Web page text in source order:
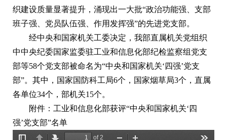
织建设质量显著提升，涌现出一大批“政治功能强、支部
班子强、党员队伍强、作用发挥强”的先进党支部。
经中央和国家机关工委决定，我部直属机关党组织
中中央纪委国家监委驻工业和信息化部纪检监察组党支
部等58个党支部被命名为“中央和国家机关‘四强’党支
部”。其中，国家国防科工局6个，国家烟草局3个，直属
各单位34个，部机关15个。
附件：工业和信息化部获评“中央和国家机关‘四
强’党支部”名单